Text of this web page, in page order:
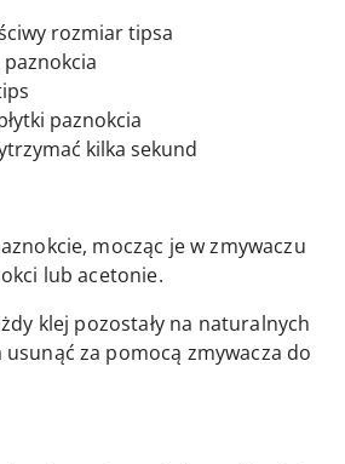
rozmiar tipsa
paznokcia
paznokcia
kilka sekund
mocząc je w zmywaczu
lub acetonie.
klej pozostały na naturalnych
za pomocą zmywacza do